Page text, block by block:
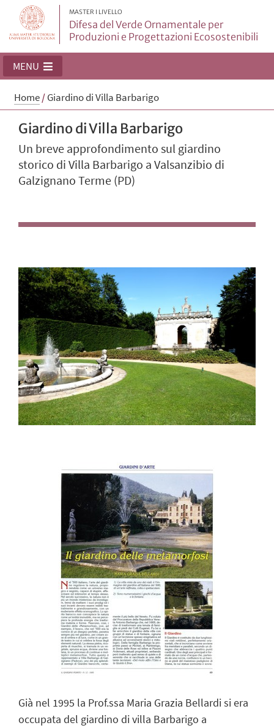
MASTER I LIVELLO
Difesa del Verde Ornamentale per
Produzioni e Progettazioni Ecosostenibili
MENU
Home/Giardino di Villa Barbarigo
Giardino di Villa Barbarigo
Un breve approfondimento sul giardino
storico di Villa Barbarigo a Valsanzibio di
Galzignano Terme (PD)
Già nel 1995 la Prof.ssa Maria Grazia Bellardi si era
occupata del giardino di villa Barbarigo a